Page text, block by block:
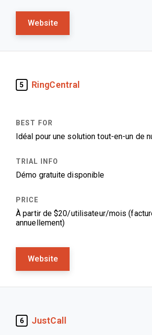
Website
5 RingCentral
Idéal pour une solution tout-en-un de
Démo gratuite disponible
À partir de $20/utilisateur/mois
annuellement)
Website
6 JustCall